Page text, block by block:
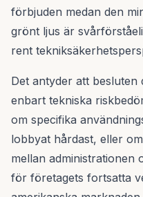
förbjuden medan den
grönt ljus är
rent
Det antyder att
enbart tekniska
om specifika
lobbyat hårdast, eller
mellan
för företagets fortsatta